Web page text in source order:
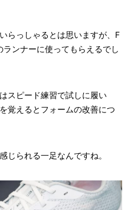
らっしゃるとは思いますが、F
ンナーに使ってもらえるでし
スピード練習で試しに履い
覚えるとフォームの改善につ
じられる一足なんですね。